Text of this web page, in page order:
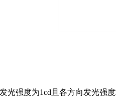
光强度为1cd且各方向发光强